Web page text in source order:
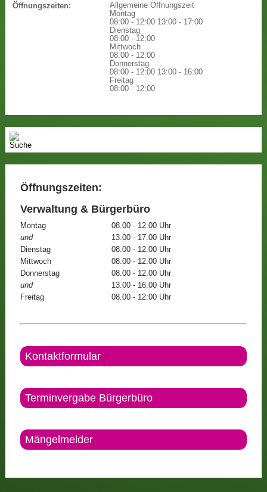
Öffnungszeiten:
Allgemeine Öffnungszeit
Montag
08:00 - 12:00 13:00 - 17:00
Dienstag
08:00 - 12:00
Mittwoch
08:00 - 12:00
Donnerstag
08:00 - 12:00 13:00 - 16:00
Freitag
08:00 - 12:00
Öffnungszeiten:
Verwaltung & Bürgerbüro
Montag
08.00 - 12.00 Uhr
und
13.00 - 17.00 Uhr
Dienstag
08.00 - 12.00 Uhr
Mittwoch
08.00 - 12.00 Uhr
Donnerstag
08.00 - 12.00 Uhr
und
13.00 - 16.00 Uhr
Freitag
08.00 - 12:00 Uhr
Kontaktformular
Terminvergabe Bürgerbüro
Mängelmelder